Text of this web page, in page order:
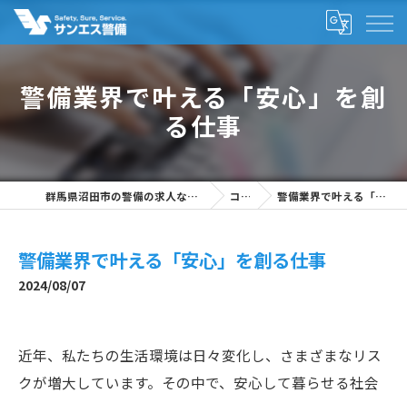
警備業界で叶える「安心」を創
る仕事
群馬県沼田市の警備の求人なら株式会社サンエス警備 コラム 警備業界で叶える「安心」を創る仕事
警備業界で叶える「安心」を創る仕事
2024/08/07
近年、私たちの生活環境は日々変化し、さまざまなリス
クが増大しています。その中で、安心して暮らせる社会